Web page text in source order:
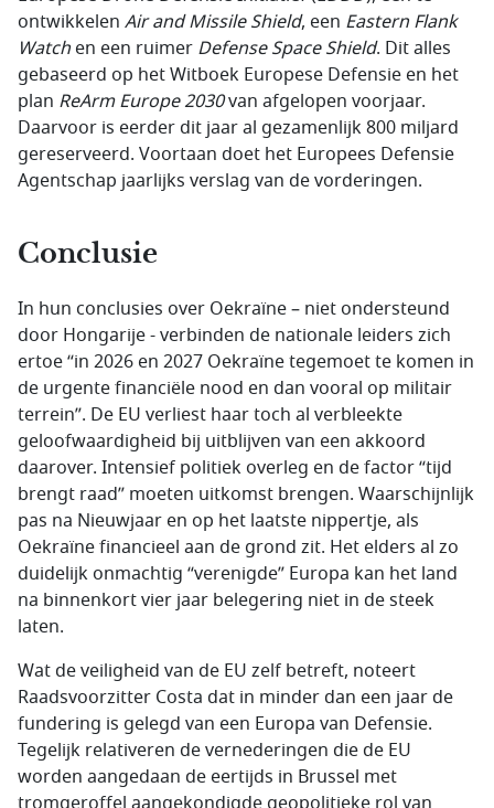
ontwikkelen Air and Missile Shield, een Eastern Flank
Watchen een ruimer Defense Space Shield. Dit alles
gebaseerd op het Witboek Europese Defensie en het
plan ReArm Europe 2030van afgelopen voorjaar.
Daarvoor is eerder dit jaar al gezamenlijk 800 miljard
gereserveerd. Voortaan doet het Europees Defensie
Agentschap jaarlijks verslag van de vorderingen.
Conclusie
In hun conclusies over Oekraïne – niet ondersteund
door Hongarije - verbinden de nationale leiders zich
ertoe “in 2026 en 2027 Oekraïne tegemoet te komen in
de urgente financiële nood en dan vooral op militair
terrein”. De EU verliest haar toch al verbleekte
geloofwaardigheid bij uitblijven van een akkoord
daarover. Intensief politiek overleg en de factor “tijd
brengt raad” moeten uitkomst brengen. Waarschijnlijk
pas na Nieuwjaar en op het laatste nippertje, als
Oekraïne financieel aan de grond zit. Het elders al zo
duidelijk onmachtig “verenigde” Europa kan het land
na binnenkort vier jaar belegering niet in de steek
laten.
Wat de veiligheid van de EU zelf betreft, noteert
Raadsvoorzitter Costa dat in minder dan een jaar de
fundering is gelegd van een Europa van Defensie.
Tegelijk relativeren de vernederingen die de EU
worden aangedaan de eertijds in Brussel met